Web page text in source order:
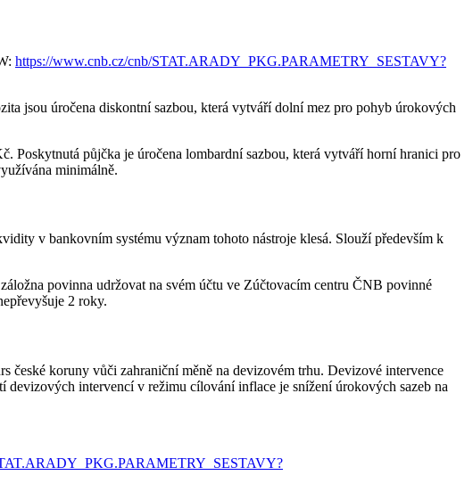
https://www.cnb.cz/cnb/STAT.ARADY_PKG.PARAMETRY_SESTAVY?
jsou úročena diskontní sazbou, která vytváří dolní mez pro pohyb úrokových
půjčka je úročena lombardní sazbou, která vytváří horní hranici pro
minimálně.
v bankovním systému význam tohoto nástroje klesá. Slouží především k
povinna udržovat na svém účtu ve Zúčtovacím centru ČNB povinné
2 roky.
české koruny vůči zahraniční měně na devizovém trhu. Devizové intervence
intervencí v režimu cílování inflace je snížení úrokových sazeb na